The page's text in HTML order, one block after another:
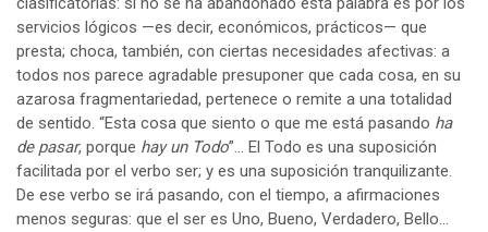
servicios lógicos —es decir, económicos, prácticos— que
presta; choca, también, con ciertas necesidades afectivas: a
todos nos parece agradable presuponer que cada cosa, en su
azarosa fragmentariedad, pertenece o remite a una totalidad
de sentido. “Esta cosa que siento o que me está pasando ha
de pasar, porque hay un Todo”… El Todo es una suposición
facilitada por el verbo ser; y es una suposición tranquilizante.
De ese verbo se irá pasando, con el tiempo, a afirmaciones
menos seguras: que el ser es Uno, Bueno, Verdadero, Bello…